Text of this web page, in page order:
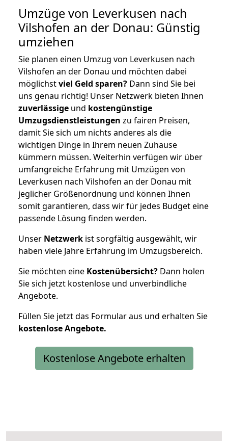
Umzüge von Leverkusen nach
Vilshofen an der Donau: Günstig
umziehen
Sie planen einen Umzug von Leverkusen nach
Vilshofen an der Donau und möchten dabei
möglichstviel Geld sparen? Dann sind Sie bei
uns genau richtig! Unser Netzwerk bieten Ihnen
zuverlässige und kostengünstige
Umzugsdienstleistungen zu fairen Preisen,
damit Sie sich um nichts anderes als die
wichtigen Dinge in Ihrem neuen Zuhause
kümmern müssen. Weiterhin verfügen wir über
umfangreiche Erfahrung mit Umzügen von
Leverkusen nach Vilshofen an der Donau mit
jeglicher Größenordnung und können Ihnen
somit garantieren, dass wir für jedes Budget eine
passende Lösung finden werden.
Unser Netzwerk ist sorgfältig ausgewählt, wir
haben viele Jahre Erfahrung im Umzugsbereich.
Sie möchten eine Kostenübersicht? Dann holen
Sie sich jetzt kostenlose und unverbindliche
Angebote.
Füllen Sie jetzt das Formular aus und erhalten Sie
kostenloseAngebote.
Kostenlose Angebote erhalten